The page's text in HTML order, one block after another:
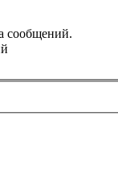
сообщений.